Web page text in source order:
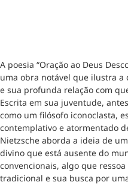
A poesia “Oração ao Deus
uma obra notável que ilustra a
e sua profunda relação com
Escrita em sua juventude,
como um filósofo iconoclasta,
contemplativo e atormentado
Nietzsche aborda a ideia de
divino que está ausente do
convencionais, algo que
tradicional e sua busca por